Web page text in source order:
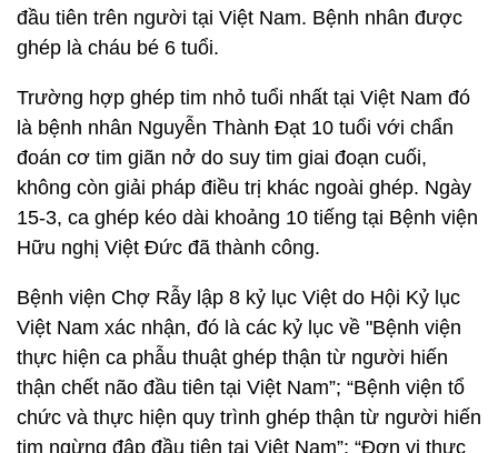
đầu tiên trên người tại Việt Nam. Bệnh nhân được
ghép là cháu bé 6 tuổi.
Trường hợp ghép tim nhỏ tuổi nhất tại Việt Nam đó
là bệnh nhân Nguyễn Thành Đạt 10 tuổi với chẩn
đoán cơ tim giãn nở do suy tim giai đoạn cuối,
không còn giải pháp điều trị khác ngoài ghép. Ngày
15-3, ca ghép kéo dài khoảng 10 tiếng tại Bệnh viện
Hữu nghị Việt Đức đã thành công.
Bệnh viện Chợ Rẫy lập 8 kỷ lục Việt do Hội Kỷ lục
Việt Nam xác nhận, đó là các kỷ lục về "Bệnh viện
thực hiện ca phẫu thuật ghép thận từ người hiến
thận chết não đầu tiên tại Việt Nam”; “Bệnh viện tổ
chức và thực hiện quy trình ghép thận từ người hiến
tim ngừng đập đầu tiên tại Việt Nam”; “Đơn vị thực